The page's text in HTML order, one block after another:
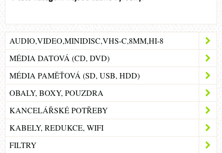
AUDIO,VIDEO,MINIDISC,VHS-C,8MM,HI-8
MÉDIA DATOVÁ (CD, DVD)
MÉDIA PAMĚŤOVÁ (SD, USB, HDD)
OBALY, BOXY, POUZDRA
KANCELÁŘSKÉ POTŘEBY
KABELY, REDUKCE, WIFI
FILTRY